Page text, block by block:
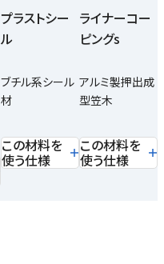
プラストシー
ル
ブチル系シール
材
この材料を
使う仕様
ライナーコー
ピングs
アルミ製押出成
型笠木
この材料を
使う仕様